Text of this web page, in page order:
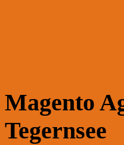
Magento
Tegernsee